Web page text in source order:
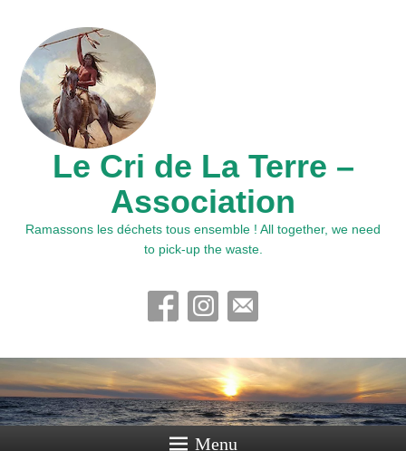
Le Cri de La Terre –
Association
Ramassons les déchets tous ensemble ! All together, we need
to pick-up the waste.
Menu